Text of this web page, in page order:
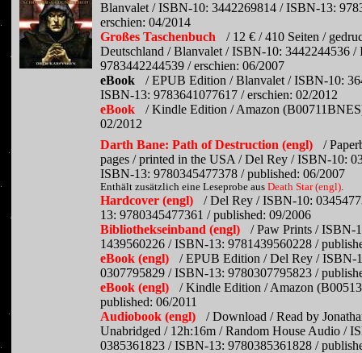
Blanvalet / ISBN-10: 3442269814 / ISBN-13:
erschien: 04/2014
Großes Taschenbuch
/ 12 € / 410 Seiten /
Deutschland / Blanvalet / ISBN-10: 3442244536 /
9783442244539 / erschien: 06/2007
eBook
/ EPUB Edition / Blanvalet / ISBN-10:
ISBN-13: 9783641077617 / erschien: 02/2012
eBook
/ Kindle Edition / Amazon
02/2012
Darth Bane: Path of Destruction (engl)
/
pages / printed in the USA / Del Rey / ISBN-10:
ISBN-13: 9780345477378 / published: 06/2007
Enthält zusätzlich eine Leseprobe ausDeath Star (engl).
Hardcover (engl)
/ Del Rey / ISBN-10:
13: 9780345477361 / published: 09/2006
Bibliothekseinband (engl)
/ Paw Prints / ISBN-
1439560226 / ISBN-13: 9781439560228 /
eBook (engl)
/ EPUB Edition / Del Rey / ISBN-
0307795829 / ISBN-13: 9780307795823 /
eBook (engl)
/ Kindle Edition / Amazon
published: 06/2011
Audiobook (engl)
/ Download / Read by
Unabridged / 12h:16m / Random House Audio /
0385361823 / ISBN-13: 9780385361828 /